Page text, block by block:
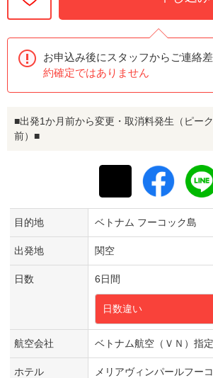
お申込み後にスタッフからご連絡差
約確定ではありません
■出発1か月前から変更・取消料発生（ピー
前）■
目的地 ベトナム フーコック島
出発地 関空
日数 6日間
日数違い
航空会社 ベトナム航空（ＶＮ）指定
ホテル
メリアヴィンパールフー